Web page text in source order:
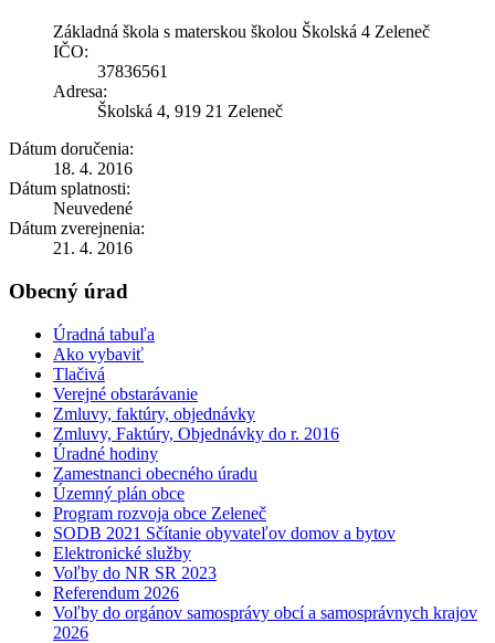
Základná škola s materskou školou Školská 4 Zeleneč
IČO:
37836561
Adresa:
Školská 4, 919 21 Zeleneč
Dátum doručenia:
18. 4. 2016
Dátum splatnosti:
Neuvedené
Dátum zverejnenia:
21. 4. 2016
Obecný úrad
Úradná tabuľa
Ako vybaviť
Tlačivá
Verejné obstarávanie
Zmluvy, faktúry, objednávky
Zmluvy, Faktúry, Objednávky do r. 2016
Úradné hodiny
Zamestnanci obecného úradu
Územný plán obce
Program rozvoja obce Zeleneč
SODB 2021 Sčítanie obyvateľov domov a bytov
Elektronické služby
Voľby do NR SR 2023
Referendum 2026
Voľby do orgánov samosprávy obcí a samosprávnych krajov
2026